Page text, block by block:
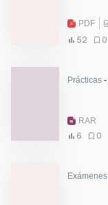
PDF
52
0
Prácticas -
RAR
6
0
Exámenes